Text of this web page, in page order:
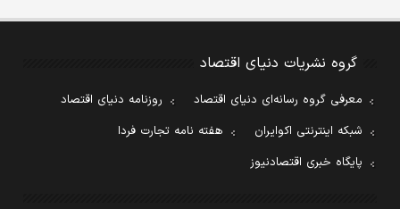
گروه نشریات دنیای اقتصاد
معرفی گروه رسانه‌ای دنیای اقتصاد
روزنامه دنیای اقتصاد
شبکه اینترنتی اکوایران
هفته نامه تجارت فردا
پایگاه خبری اقتصادنیوز